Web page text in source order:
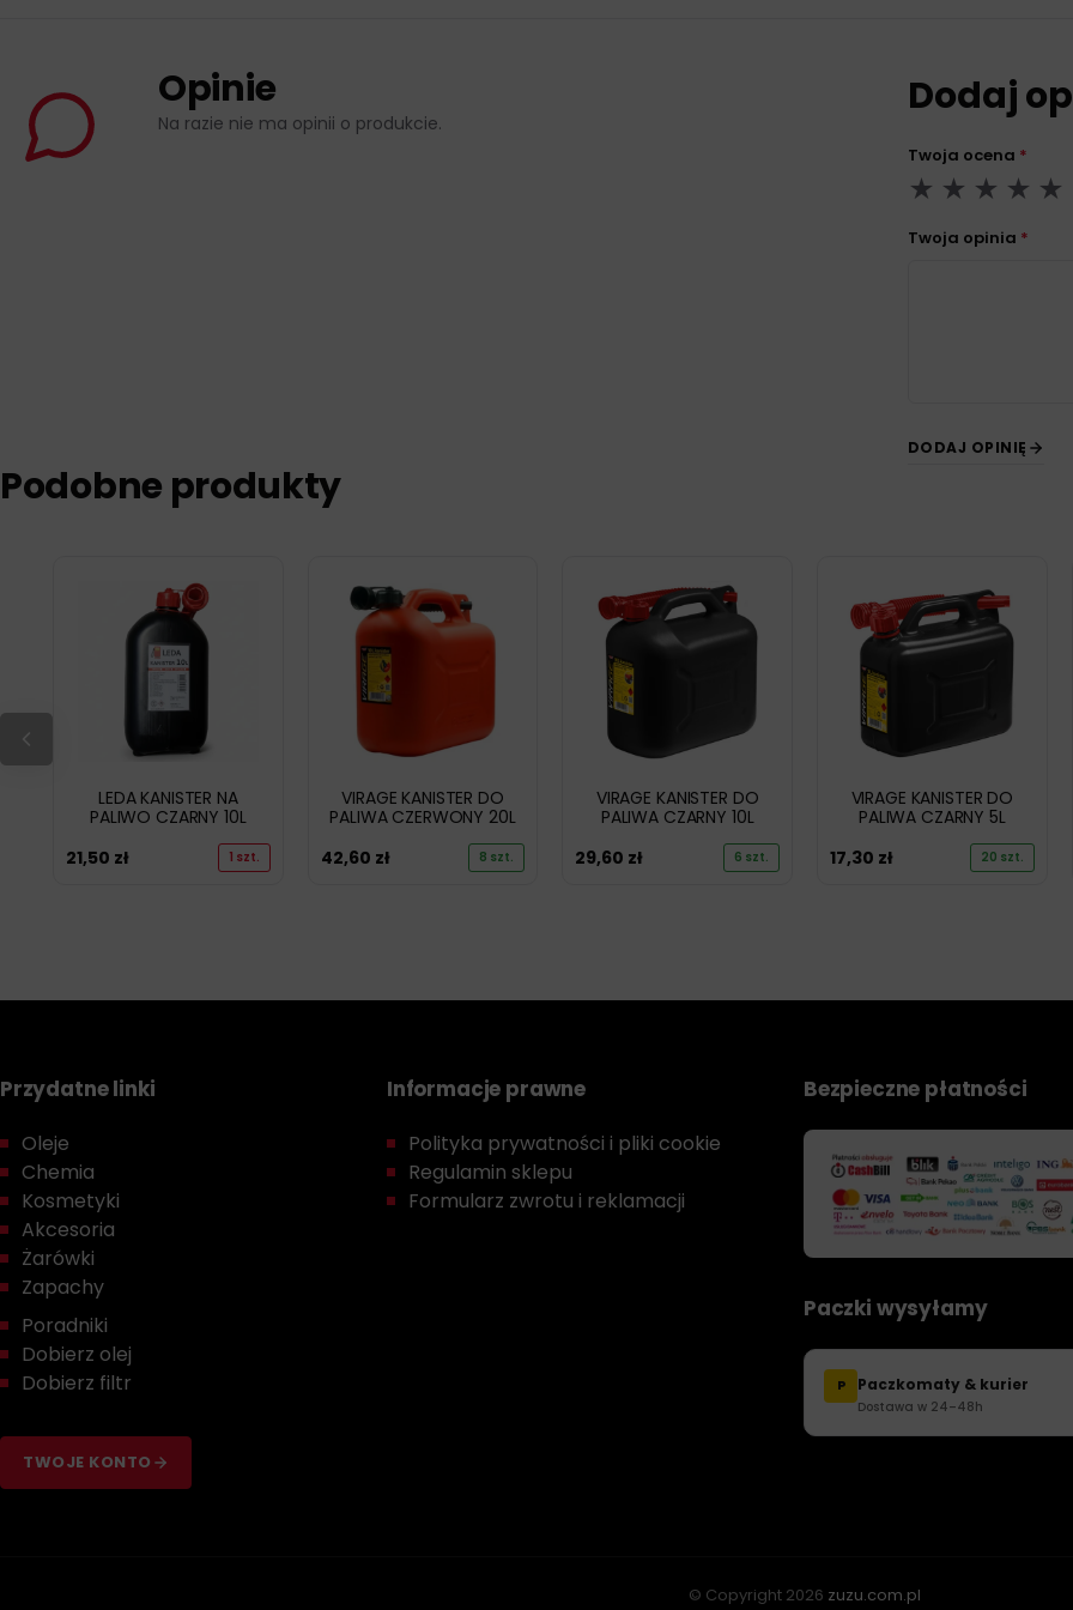
Opinie
Na razie nie ma opinii o produkcie.
Dodaj
Twoja ocena *
Twoja opinia *
DODAJ OPINIĘ
Podobne produkty
LEDA KANISTER NA
PALIWO CZARNY 10L
21,50 zł 1 szt.
VIRAGE KANISTER DO
PALIWA CZERWONY 20L
42,60 zł 8 szt.
VIRAGE KANISTER DO
PALIWA CZARNY 10L
29,60 zł 6 szt.
VIRAGE KANISTER DO
PALIWA CZARNY 5L
17,30 zł 20 szt.
Przydatne linki
Oleje
Chemia
Kosmetyki
Akcesoria
Żarówki
Zapachy
Poradniki
Dobierz olej
Dobierz filtr
TWOJE KONTO
Informacje prawne
Polityka prywatności i pliki cookie
Regulamin sklepu
Formularz zwrotu i reklamacji
Bezpieczne płatności
Paczki wysyłamy
P Paczkomaty & kurier
Dostawa w 24–48h
© Copyright 2026 zuzu.com.pl